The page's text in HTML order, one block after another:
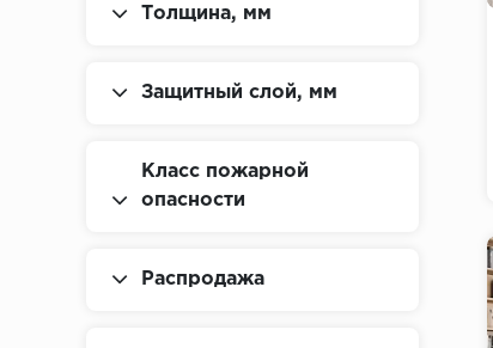
Толщина, мм
Защитный слой, мм
Класс пожарной
опасности
Распродажа